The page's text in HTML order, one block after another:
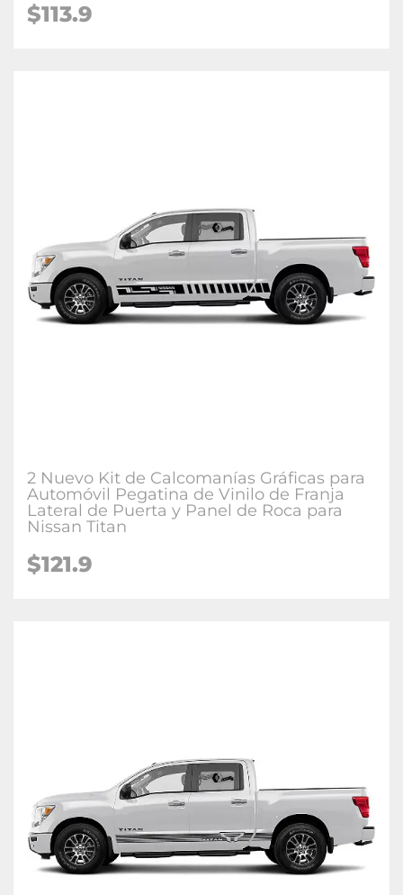
$113.9
2 Nuevo Kit de Calcomanías Gráficas para
Automóvil Pegatina de Vinilo de Franja
Lateral de Puerta y Panel de Roca para
Nissan Titan
$121.9